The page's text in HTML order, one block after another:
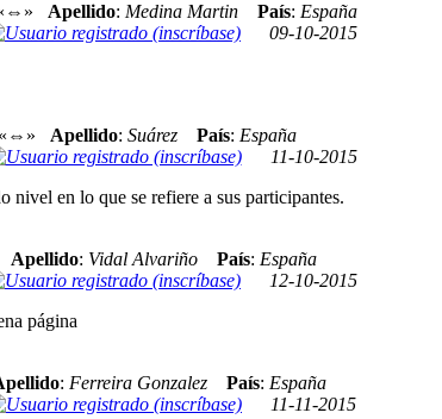
Apellido: Medina Martin País: España
09-10-2015
Apellido: Suárez País: España
11-10-2015
nivel en lo que se refiere a sus participantes.
Apellido: Vidal Alvariño País: España
12-10-2015
página
: Ferreira Gonzalez País: España
11-11-2015